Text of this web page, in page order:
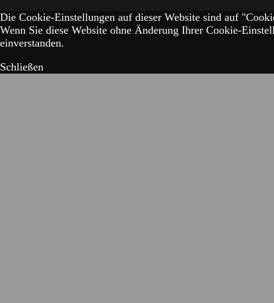
Die Cookie-Einstellungen auf dieser Website sind auf
Wenn Sie diese Website ohne Änderung Ihrer Cookie-
einverstanden.
Schließen